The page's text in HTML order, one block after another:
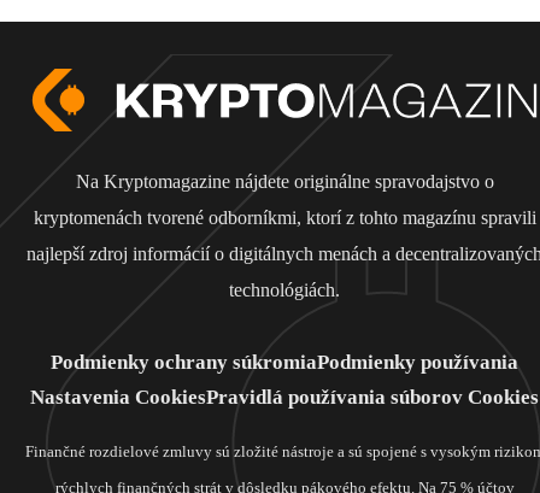
Na Kryptomagazine nájdete originálne spravodajstvo o
kryptomenách tvorené odborníkmi, ktorí z tohto magazínu spravili
najlepší zdroj informácií o digitálnych menách a
technológiách.
Podmienky ochrany súkromiaPodmienky používania
Nastavenia CookiesPravidlá používania súborov Cookies
Finančné rozdielové zmluvy sú zložité nástroje a sú spojené s vysokým
rýchlych finančných strát v dôsledku pákového efektu. Na 75 % účtov